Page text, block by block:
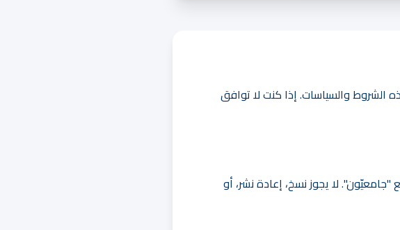
الشروط والسياسات. إذا كنت لا توافق
لا يجوز نسخ، إعادة نشر، أو